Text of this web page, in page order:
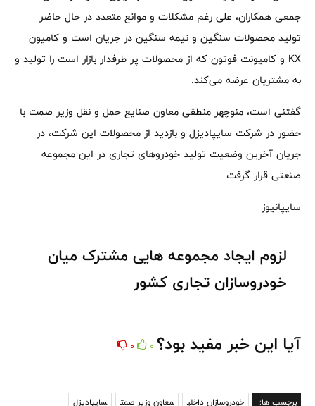
جمعی همکاران، علی رغم مشکلات و موانع متعدد در حال حاضر
تولید محصولات سنگین و نیمه سنگین در جریان است و کامیون
KX و کامیونت فوتون که از محصولات پر طرفدار بازار است را تولید و
به مشتریان عرضه می‌کند.
گفتنی است، منوچهر منطقی معاون صنایع حمل و نقل وزیر صمت با
حضور در شرکت سایپادیزل و بازدید از محصولات این شرکت، در
جریان آخرین وضعیت تولید خودروهای تجاری در این مجموعه
صنعتی قرار گرفت
سایپانیوز
لزوم ایجاد مجموعه هایی مشترک میان
خودروسازان تجاری کشور
آیا این خبر مفید بود؟ 0
0
برچسب ها: خودروسازان داخلی معاون وزیر صمت سایپادیزل